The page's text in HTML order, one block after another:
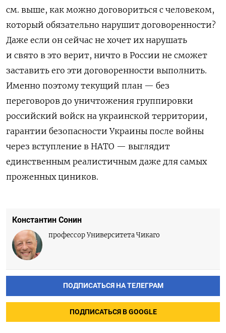
см. выше, как можно договориться с человеком,
который обязательно нарушит договоренности?
Даже если он сейчас не хочет их нарушать
и свято в это верит, ничто в России не сможет
заставить его эти договоренности выполнить.
Именно поэтому текущий план — без
переговоров до уничтожения группировки
российский войск на украинской территории,
гарантии безопасности Украины после войны
через вступление в НАТО — выглядит
единственным реалистичным даже для самых
проженных циников.
Константин Сонин
профессор Университета Чикаго
ПОДПИСАТЬСЯ НА ТЕЛЕГРАМ
ПОДПИСАТЬСЯ В GOOGLE